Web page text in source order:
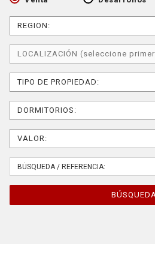
REGION:
LOCALIZACIÓN (seleccione
TIPO DE PROPIEDAD:
DORMITORIOS:
VALOR: